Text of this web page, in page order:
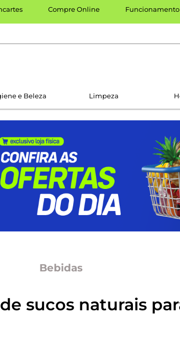
Compre Online Funcionamento
e Beleza Limpeza
Bebidas
sucos naturais